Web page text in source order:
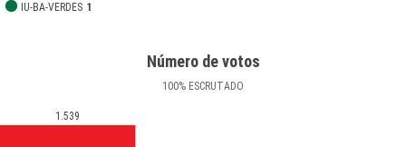
IU-BA-VERDES 1
Número de votos
100% ESCRUTADO
1.539